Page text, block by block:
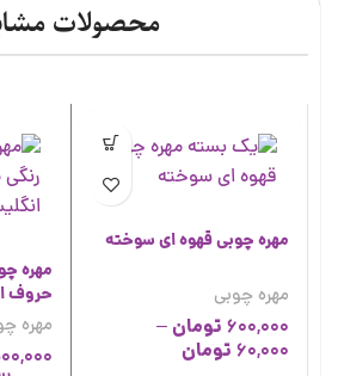
محصولات
مهره چوبی قهوه ای سوخته
مهره چوبی
600,000 تومان–
60,000 تومان
مهره
حروف
مهره